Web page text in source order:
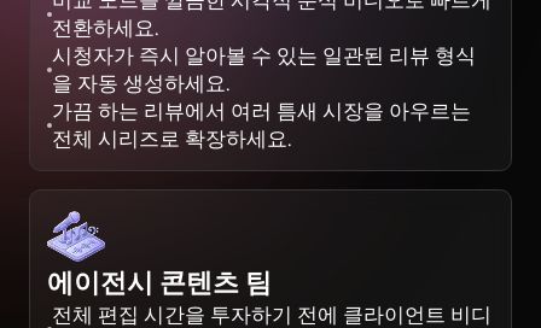
전환하세요.
시청자가 즉시 알아볼 수 있는 일관된 리뷰 형식
을 자동 생성하세요.
가끔 하는 리뷰에서 여러 틈새 시장을 아우르는
전체 시리즈로 확장하세요.
에이전시 콘텐츠 팀
전체 편집 시간을 투자하기 전에 클라이언트 비디